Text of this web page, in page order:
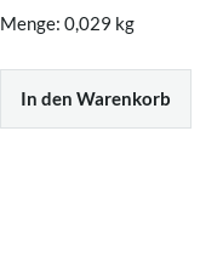
Menge: 0,029 kg
In den Warenkorb